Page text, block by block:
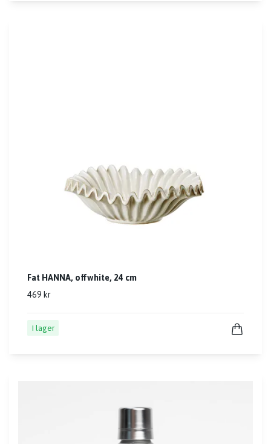
Fat HANNA, offwhite, 24 cm
469 kr
I lager